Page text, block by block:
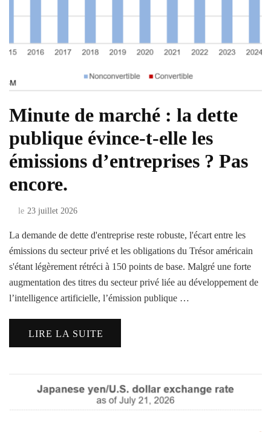
Minute de marché : la dette
publique évince-t-elle les
émissions d’entreprises ? Pas
encore.
le 23 juillet 2026
La demande de dette d'entreprise reste robuste, l'écart entre les
émissions du secteur privé et les obligations du Trésor américain
s'étant légèrement rétréci à 150 points de base. Malgré une forte
augmentation des titres du secteur privé liée au développement de
l’intelligence artificielle, l’émission publique …
LIRE LA SUITE